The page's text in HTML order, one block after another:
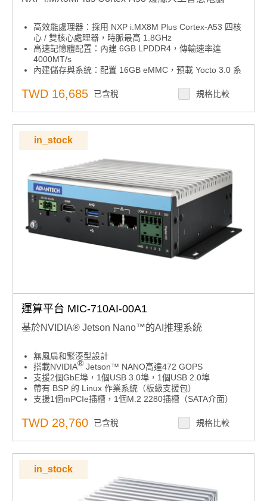
高效能處理器：採用 NXP i.MX8M Plus Cortex-A53 四核
心 / 雙核心處理器，時脈最高 1.8GHz
高速記憶體配置：內建 6GB LPDDR4，傳輸速率達
4000MT/s
內建儲存與系統：配置 16GB eMMC，預載 Yocto 3.0 系
高解析顯示輸出：支援 HDMI 顯示，解析度最高 3840 x
2160 @ 30Hz
網路與 USB 介面：配備雙 GbE LAN、1 x USB 2.0 與 1
x USB 3.2 Gen1
擴充插槽設計：支援 1 x Micro SD、1 x Nano SIM 插槽
無線連接擴充：提供 1 x mini-PCIe（3G/4G）與 1 x M.2
多系統平台支援：相容 Windows 10 IoT Enterprise on
Arm、Yocto Linux、Android BSP
垂直應用彈性：後置 I/O 設計對應 IEM、自助服務、自動
化與網路應用
整合擴充模組：內建 UIO-4034 擴充卡，提供 1 x CAN
bus 與 2 x RS-232 連接埠
TWD 16,685 已含稅 規格比較
in_stock
運算平台 MIC-710AI-00A1
基於NVIDIA® Jetson Nano™的AI推理系統
無風扇和緊湊型設計
搭載NVIDIA® Jetson™ NANO高達472 GOPS
支援2個GbE埠，1個USB 3.0埠，1個USB 2.0埠
帶有 BSP 的 Linux 作業系統（板級支援包）
支援1個mPCIe插槽，1個M.2 2280插槽（SATA介面）
支援Allxon 24/7遠端監控和OTA部署；Azure認證設備
TWD 28,760 已含稅 規格比較
in_stock